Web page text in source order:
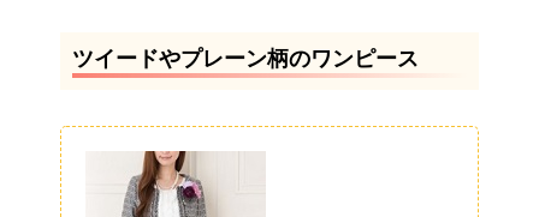
ツイードやプレーン柄のワンピース